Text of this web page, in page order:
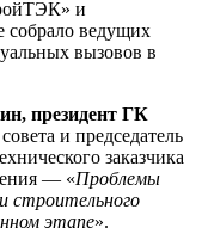
и
ведущих
вызовов в
президент ГК
и председатель
заказчика
— «Проблемы
строительного
этапе».